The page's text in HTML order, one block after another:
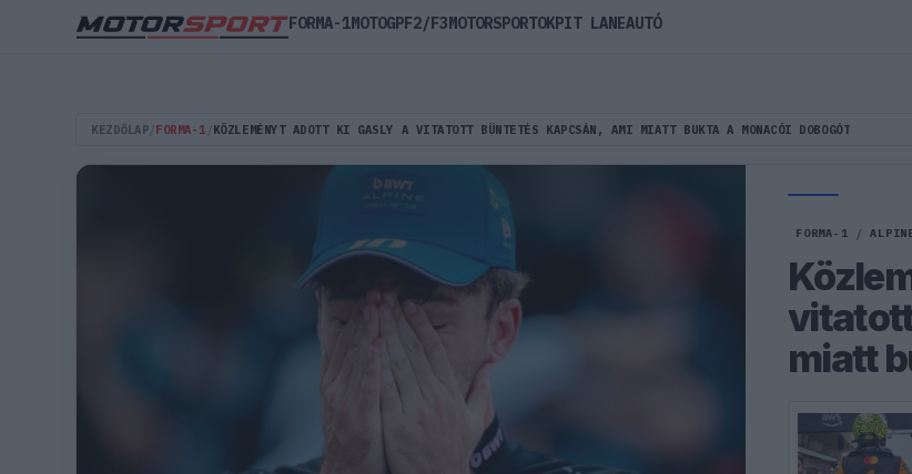
KEZDŐLAP FORMA-1 KÖZLEMÉNYT ADOTT KI GASLY A VITATOTT BÜNTETÉS KAPCSÁN, AMI MIATT BUKTA A MONACÓI DOBOGÓT
FORMA-1 /
miatt
FORMA-1MOTOGPF2/F3MOTORSPORTOKPIT LANEAUTÓ